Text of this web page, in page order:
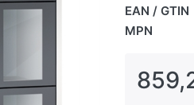
EAN / GTIN
MPN